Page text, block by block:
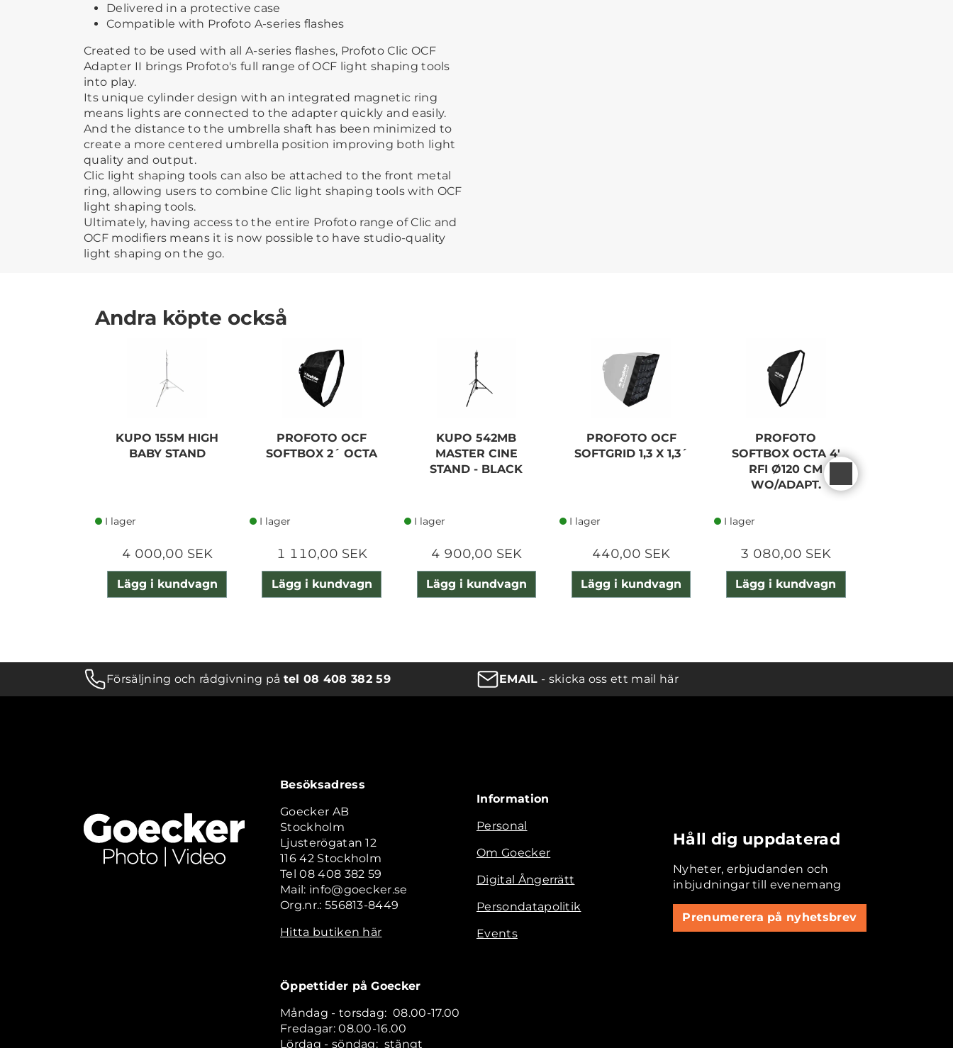
Delivered in a protective case
Compatible with Profoto A-series flashes
Created to be used with all A-series flashes, Profoto Clic OCF
Adapter II brings Profoto's full range of OCF light shaping tools
into play.
Its unique cylinder design with an integrated magnetic ring
means lights are connected to the adapter quickly and easily.
And the distance to the umbrella shaft has been minimized to
create a more centered umbrella position improving both light
quality and output.
Clic light shaping tools can also be attached to the front metal
ring, allowing users to combine Clic light shaping tools with OCF
light shaping tools.
Ultimately, having access to the entire Profoto range of Clic and
OCF modifiers means it is now possible to have studio-quality
light shaping on the go.
Andra köpte också
KUPO 155M HIGH
BABY STAND
I lager
4 000,00 SEK
Lägg i kundvagn
PROFOTO OCF
SOFTBOX 2´ OCTA
I lager
1 110,00 SEK
Lägg i kundvagn
KUPO 542MB
MASTER CINE
STAND - BLACK
I lager
4 900,00 SEK
Lägg i kundvagn
PROFOTO OCF
SOFTGRID 1,3 X 1,3´
I lager
440,00 SEK
Lägg i kundvagn
PROFOTO
SOFTBOX OCTA 4'
RFI Ø120 CM
WO/ADAPT.
I lager
3 080,00 SEK
Lägg i kundvagn
Försäljning och rådgivning på tel 08 408 382 59 EMAIL - skicka oss ett mail här
Besöksadress
Goecker AB
Stockholm
Ljusterögatan 12
116 42 Stockholm
Tel 08 408 382 59
Mail: info@goecker.se
Org.nr.: 556813-8449
Hitta butiken här
Öppettider på Goecker
Måndag - torsdag: 08.00-17.00
Fredagar: 08.00-16.00
Lördag - söndag: stängt
Information
Personal
Om Goecker
Digital Ångerrätt
Persondatapolitik
Events
Håll dig uppdaterad
Nyheter, erbjudanden och
inbjudningar till evenemang
Prenumerera på nyhetsbrev